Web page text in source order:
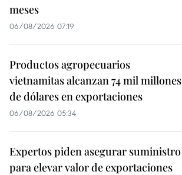
meses
06/08/2026 07:19
Productos agropecuarios
vietnamitas alcanzan 74 mil millones
de dólares en exportaciones
06/08/2026 05:34
Expertos piden asegurar suministro
para elevar valor de exportaciones